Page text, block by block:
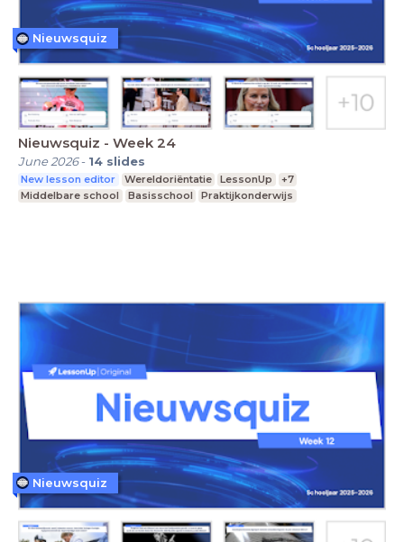
Nieuwsquiz - Week 24
June 2026- 14 slides
New lesson editor Wereldoriëntatie LessonUp
+7
Middelbare school
Basisschool Praktijkonderwijs
Nieuwsquiz
Nieuwsquiz